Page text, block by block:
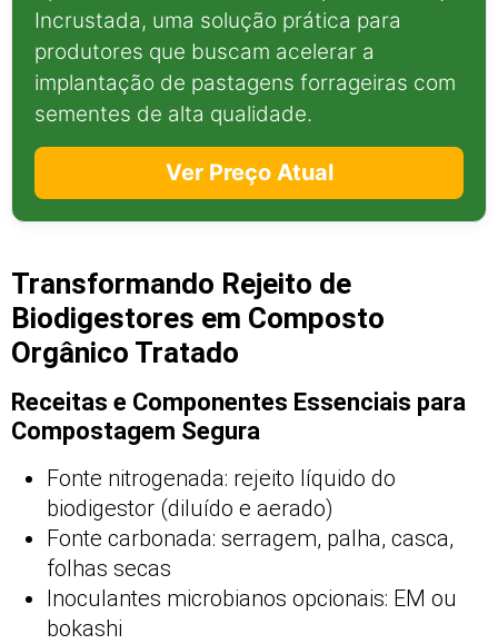
Incrustada, uma solução prática para
produtores que buscam acelerar a
implantação de pastagens forrageiras com
sementes de alta qualidade.
Ver Preço Atual
Transformando Rejeito de
Biodigestores em Composto
Orgânico Tratado
Receitas e Componentes Essenciais para
Compostagem Segura
Fonte nitrogenada: rejeito líquido do
biodigestor (diluído e aerado)
Fonte carbonada: serragem, palha, casca,
folhas secas
Inoculantes microbianos opcionais: EM ou
bokashi